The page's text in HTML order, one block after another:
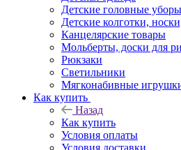
Детские головные уборы
Детские колготки,
Канцелярские товары
Мольберты, доски для
Рюкзаки
Светильники
Мягконабивные
Как купить
Назад
Как купить
Условия оплаты
Условия доставки